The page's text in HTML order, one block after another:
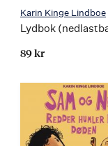
Karin Kinge Lindboe
Lydbok
89 kr